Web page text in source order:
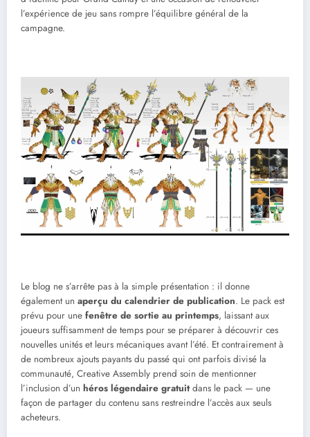
l’expérience de jeu sans rompre l’équilibre général de la
campagne.
Le blog ne s’arrête pas à la simple présentation : il donne
également un aperçu du calendrier de publication. Le pack est
prévu pour une fenêtre de sortie au printemps, laissant aux
joueurs suffisamment de temps pour se préparer à découvrir ces
nouvelles unités et leurs mécaniques avant l’été. Et contrairement à
de nombreux ajouts payants du passé qui ont parfois divisé la
communauté, Creative Assembly prend soin de mentionner
l’inclusion d’un héros légendaire gratuitdans le pack — une
façon de partager du contenu sans restreindre l’accès aux seuls
acheteurs.